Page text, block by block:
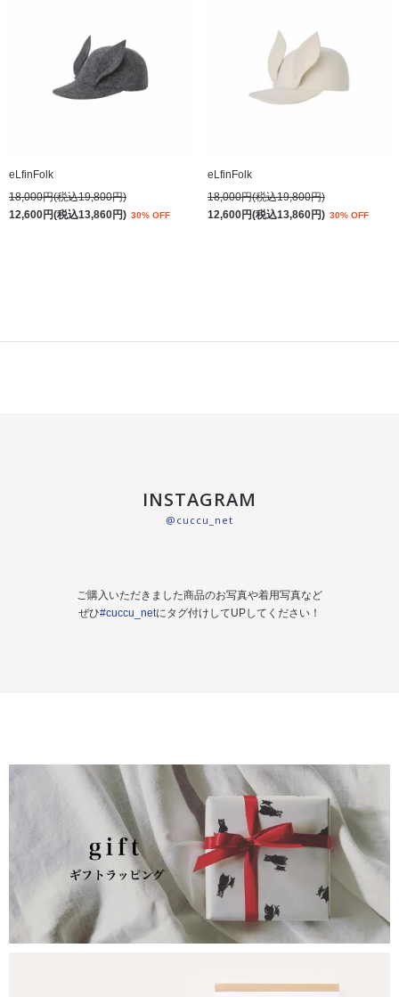
eLfinFolk
18,000円(税込19,800円)
12,600円(税込13,860円) 30% OFF
eLfinFolk
18,000円(税込19,800円)
12,600円(税込13,860円) 30% OFF
INSTAGRAM
@cuccu_net
ご購入いただきました商品のお写真や着用写真など
ぜひ#cuccu_netにタグ付けしてUPしてください！